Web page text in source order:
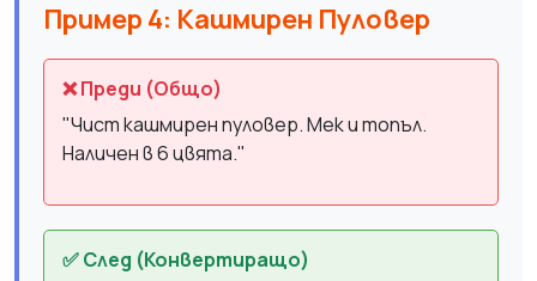
Пример 4: Кашмирен Пуловер
❌ Преди (Общо)
"Чист кашмирен пуловер. Мек и топъл.
Наличен в 6 цвята."
✅ След (Конвертиращо)